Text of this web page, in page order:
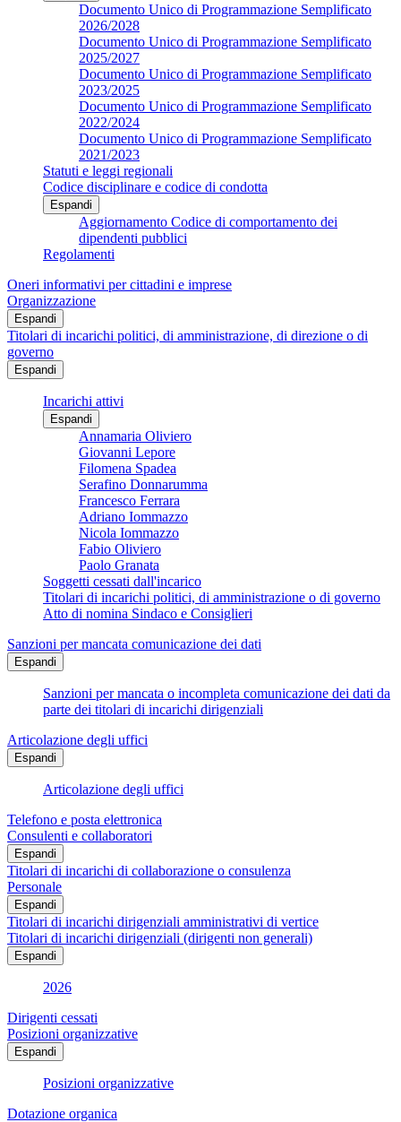
Documento Unico di Programmazione Semplificato
2026/2028
Documento Unico di Programmazione Semplificato
2025/2027
Documento Unico di Programmazione Semplificato
2023/2025
Documento Unico di Programmazione Semplificato
2022/2024
Documento Unico di Programmazione Semplificato
2021/2023
Statuti e leggi regionali
Codice disciplinare e codice di condotta
Espandi
Aggiornamento Codice di comportamento dei
dipendenti pubblici
Regolamenti
Oneri informativi per cittadini e imprese
Organizzazione
Espandi
Titolari di incarichi politici, di amministrazione, di direzione o di
governo
Espandi
Incarichi attivi
Espandi
Annamaria Oliviero
Giovanni Lepore
Filomena Spadea
Serafino Donnarumma
Francesco Ferrara
Adriano Iommazzo
Nicola Iommazzo
Fabio Oliviero
Paolo Granata
Soggetti cessati dall'incarico
Titolari di incarichi politici, di amministrazione o di governo
Atto di nomina Sindaco e Consiglieri
Sanzioni per mancata comunicazione dei dati
Espandi
Sanzioni per mancata o incompleta comunicazione dei dati da
parte dei titolari di incarichi dirigenziali
Articolazione degli uffici
Espandi
Articolazione degli uffici
Telefono e posta elettronica
Consulenti e collaboratori
Espandi
Titolari di incarichi di collaborazione o consulenza
Personale
Espandi
Titolari di incarichi dirigenziali amministrativi di vertice
Titolari di incarichi dirigenziali (dirigenti non generali)
Espandi
2026
Dirigenti cessati
Posizioni organizzative
Espandi
Posizioni organizzative
Dotazione organica